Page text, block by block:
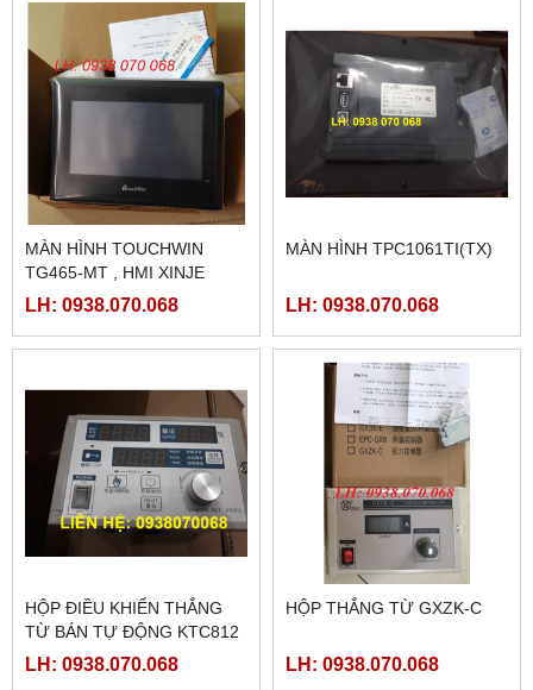
MÀN HÌNH TOUCHWIN
TG465-MT , HMI XINJE
TG465-MT
LH: 0938.070.068
MÀN HÌNH TPC1061TI(TX)
LH: 0938.070.068
HỘP ĐIỀU KHIỂN THẮNG
TỪ BÁN TỰ ĐỘNG KTC812
LH: 0938.070.068
HỘP THẮNG TỪ GXZK-C
LH: 0938.070.068